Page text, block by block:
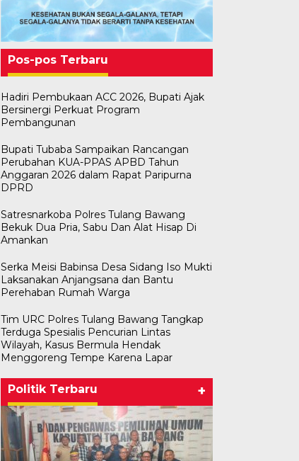
Pos-pos Terbaru
Hadiri Pembukaan ACC 2026, Bupati Ajak
Bersinergi Perkuat Program
Pembangunan
Bupati Tubaba Sampaikan Rancangan
Perubahan KUA-PPAS APBD Tahun
Anggaran 2026 dalam Rapat Paripurna
DPRD
Satresnarkoba Polres Tulang Bawang
Bekuk Dua Pria, Sabu Dan Alat Hisap Di
Amankan
Serka Meisi Babinsa Desa Sidang Iso Mukti
Laksanakan Anjangsana dan Bantu
Perehaban Rumah Warga
Tim URC Polres Tulang Bawang Tangkap
Terduga Spesialis Pencurian Lintas
Wilayah, Kasus Bermula Hendak
Menggoreng Tempe Karena Lapar
Politik Terbaru +